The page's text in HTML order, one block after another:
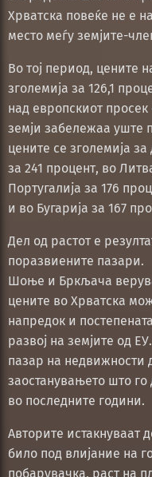
Хрватска повеќе не е
место меѓу земјите-
Во тој период, цените
зголемија за 126,1
над европскиот
земји забележаа уште
цените се зголемија
за 241 процент, во
Португалија за 176
и во Бугарија за 167
Дел од растот е
поразвиените пазари.
Шоње и Бркљача
цените во Хрватска
напредок и
развој на земјите од
пазар на недвижности
заостанувањето што
во последните години.
Авторите истакнуваат
било под влијание на
побарувачка, раст на